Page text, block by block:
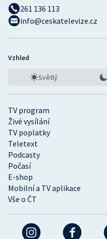
TV program
Živé vysílání
TV poplatky
Teletext
Podcasty
Počasí
E-shop
Mobilní a TV aplikace
Vše o ČT
261 136 113
info@ceskatelevize.cz
Vzhled
Světlý